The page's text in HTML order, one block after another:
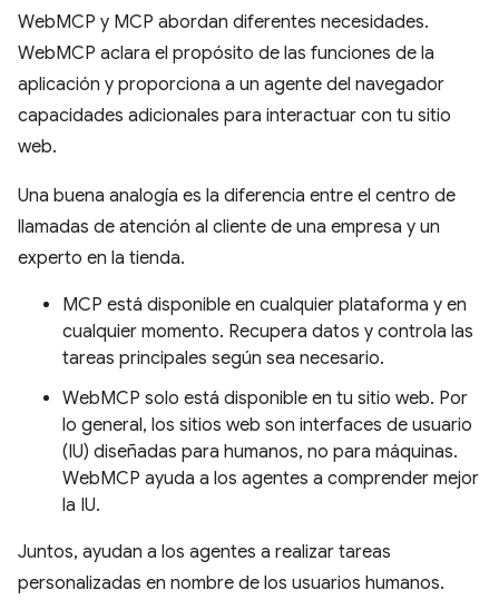
WebMCP y MCP abordan diferentes necesidades.
WebMCP aclara el propósito de las funciones de la
aplicación y proporciona a un agente del navegador
capacidades adicionales para interactuar con tu sitio
web.
Una buena analogía es la diferencia entre el centro de
llamadas de atención al cliente de una empresa y un
experto en la tienda.
MCP está disponible en cualquier plataforma y en
cualquier momento. Recupera datos y controla las
tareas principales según sea necesario.
WebMCP solo está disponible en tu sitio web. Por
lo general, los sitios web son interfaces de usuario
(IU) diseñadas para humanos, no para máquinas.
WebMCP ayuda a los agentes a comprender mejor
la IU.
Juntos, ayudan a los agentes a realizar tareas
personalizadas en nombre de los usuarios humanos.